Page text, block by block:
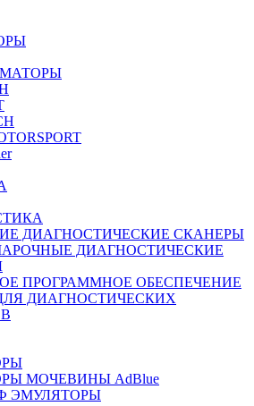
ДИАГНОСТИЧЕСКИЕ СКАНЕРЫ
ДИАГНОСТИЧЕСКИЕ
ПРОГРАММНОЕ ОБЕСПЕЧЕНИЕ
ДИАГНОСТИЧЕСКИХ
МОЧЕВИНЫ АdBlue
ЭМУЛЯТОРЫ